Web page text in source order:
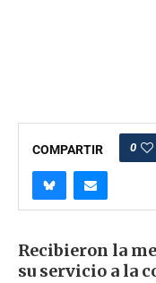
COMPARTIR 0
Recibieron la
su servicio a la